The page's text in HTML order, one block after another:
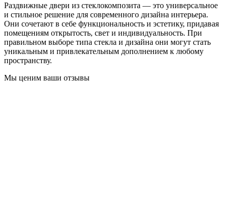
Раздвижные двери из стеклокомпозита — это универсальное
и стильное решение для современного дизайна интерьера.
Они сочетают в себе функциональность и эстетику, придавая
помещениям открытость, свет и индивидуальность. При
правильном выборе типа стекла и дизайна они могут стать
уникальным и привлекательным дополнением к любому
пространству.
Мы ценим ваши отзывы